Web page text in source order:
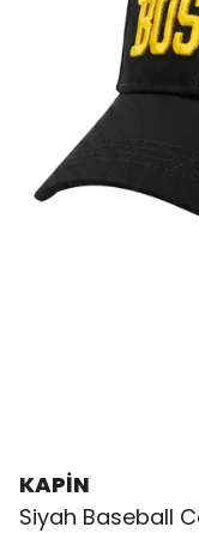
KAPİN
Siyah Baseball